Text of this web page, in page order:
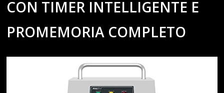
CON TIMER INTELLIGENTE E
PROMEMORIA COMPLETO